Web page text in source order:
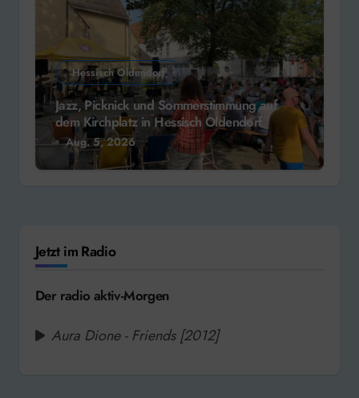
Hessisch Oldendorf
Jazz, Picknick und Sommerstimmung auf
dem Kirchplatz in Hessisch Oldendorf
Aug. 5, 2026
Jetzt im Radio
Der radio aktiv-Morgen
Aura Dione - Friends [2012]